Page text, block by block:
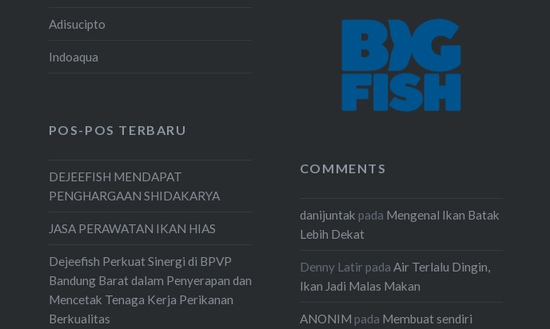
Adisucipto
Indoaqua
POS-POS TERBARU
DEJEEFISH MENDAPAT
PENGHARGAAN SHIDAKARYA
JASA PERAWATAN IKAN HIAS
Dejeefish Perkuat Sinergi di BPVP
Bandung Barat dalam Penyerapan dan
Mencetak Tenaga Kerja Perikanan
Berkualitas
COMMENTS
danijuntak pada Mengenal Ikan Batak
Lebih Dekat
Denny Latir pada Air Terlalu Dingin,
Ikan Jadi Malas Makan
ANONIM pada Membuat sendiri